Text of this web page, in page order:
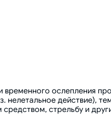
ослепления
нелетальное действие),
стрельбу и